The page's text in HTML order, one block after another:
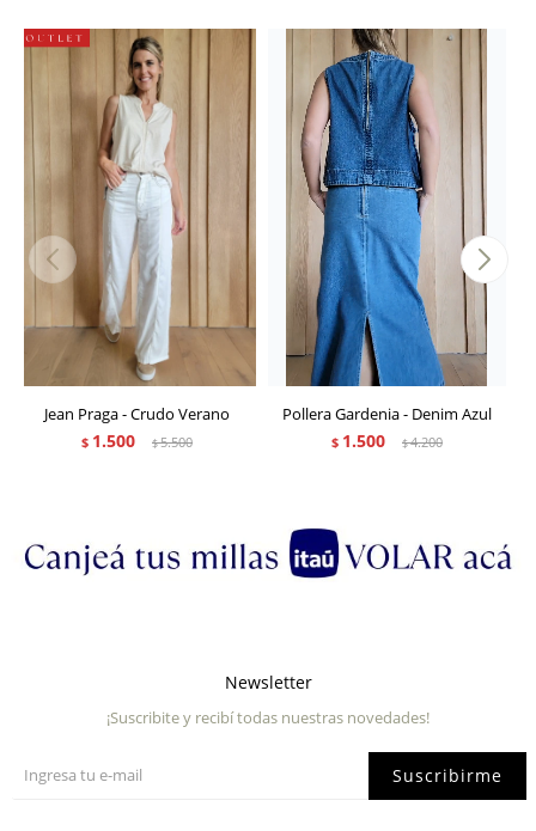
Jean Praga - Crudo Verano
$ 1.500 $5.500
Pollera Gardenia - Denim Azul
$ 1.500 $4.200
Newsletter
¡Suscribite y recibí todas nuestras novedades!
Suscribirme